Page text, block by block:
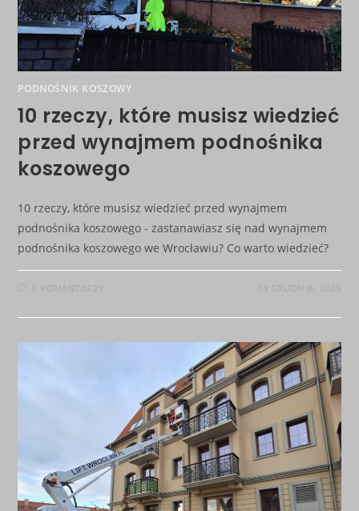
PODNOŚNIK KOSZOWY
10 rzeczy, które musisz wiedzieć
przed wynajmem podnośnika
koszowego
10 rzeczy, które musisz wiedzieć przed wynajmem
podnośnika koszowego - zastanawiasz się nad wynajmem
podnośnika koszowego we Wrocławiu? Co warto wiedzieć?